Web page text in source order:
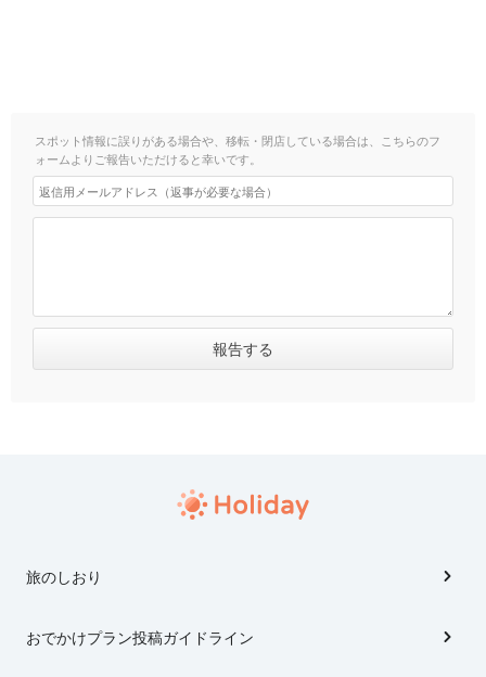
スポット情報に誤りがある場合や、移転・閉店している場合は、こちらのフ
ォームよりご報告いただけると幸いです。
旅のしおり
おでかけプラン投稿ガイドライン